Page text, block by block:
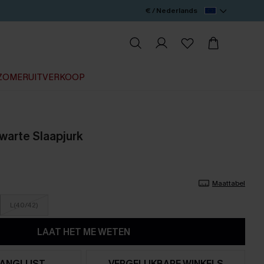
€ / Nederlands
Slaapjurk
Maattabel
L(40/42)
LAAT HET ME WETEN